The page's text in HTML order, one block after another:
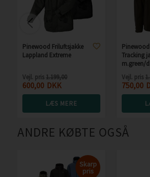
Pinewood Friluftsjakke
Lappland Extreme
Vejl. pris 1.199,00
600,00 DKK
LÆS MERE
Tracking
m.green/
Vejl. pris
750,00
ANDRE KØBTE OGSÅ
Skarp
pris